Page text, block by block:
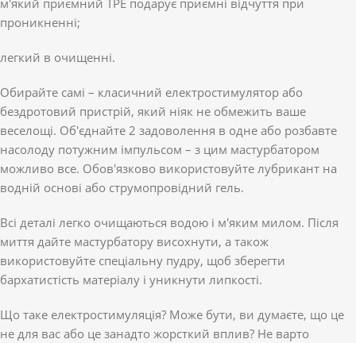
м'який приємний ТРЕ подарує приємні відчуття при
проникненні;
легкий в очищенні.
Обирайте самі – класичний електростимулятор або
бездротовий пристрій, який ніяк не обмежить ваше
веселощі. Об'єднайте 2 задоволення в одне або розбавте
насолоду потужним імпульсом – з цим мастурбатором
можливо все. Обов'язково використовуйте лубрикант на
водній основі або струмопровідний гель.
Всі деталі легко очищаються водою і м'яким милом. Після
миття дайте мастурбатору висохнути, а також
використовуйте спеціальну пудру, щоб зберегти
бархатистість матеріалу і уникнути липкості.
Що таке електростимуляція? Може бути, ви думаєте, що це
не для вас або це занадто жорсткий вплив? Не варто